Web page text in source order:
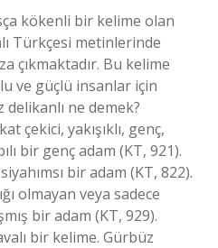
kökenli bir kelime olan
Türkçesi metinlerinde
çıkmaktadır. Bu kelime
ve güçlü insanlar için
delikanlı ne demek?
çekici, yakışıklı, genç,
bir genç adam (KT, 921).
bir adam (KT, 822).
olmayan veya sadece
bir adam (KT, 929).
bir kelime. Gürbüz